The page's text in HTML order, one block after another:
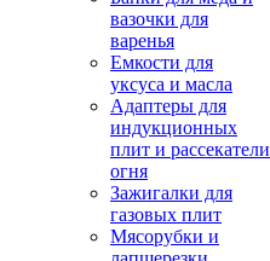
вазочки для
варенья
Емкости для
уксуса и масла
Адаптеры для
индукционных
плит и рассекатели
огня
Зажигалки для
газовых плит
Мясорубки и